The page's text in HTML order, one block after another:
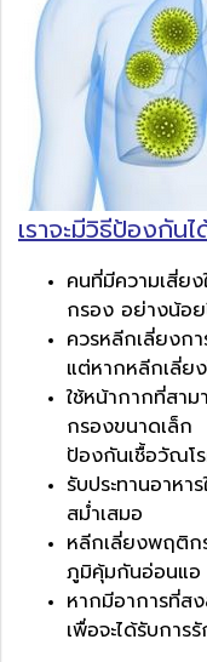
เราจะมีวิธีป้องกัน
คนที่มีความเสี่ย
กรอง อย่างน้อย
ควรหลีกเลี่ยงก
แต่หากหลีกเลี่ย
ใช้หน้ากากที่ส
กรองขนาดเล็
ป้องกันเชื้อวัณโ
รับประทานอา
สม่ำเสมอ
หลีกเลี่ยงพฤติก
ภูมิคุ้มกันอ่อนแอ
หากมีอาการที่ส
เพื่อจะได้รับกา